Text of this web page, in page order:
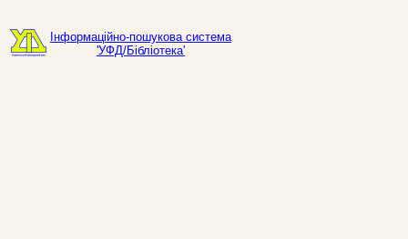
Інформаційно-пошукова система
'УФД/Бібліотека'